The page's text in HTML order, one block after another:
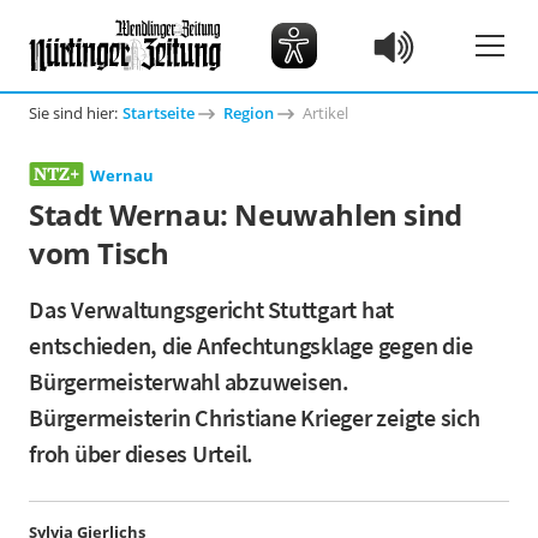
Sie sind hier: Startseite Region Artikel
Wernau
Stadt Wernau: Neuwahlen sind
vom Tisch
Das Verwaltungsgericht Stuttgart hat
entschieden, die Anfechtungsklage gegen die
Bürgermeisterwahl abzuweisen.
Bürgermeisterin Christiane Krieger zeigte sich
froh über dieses Urteil.
Sylvia Gierlichs